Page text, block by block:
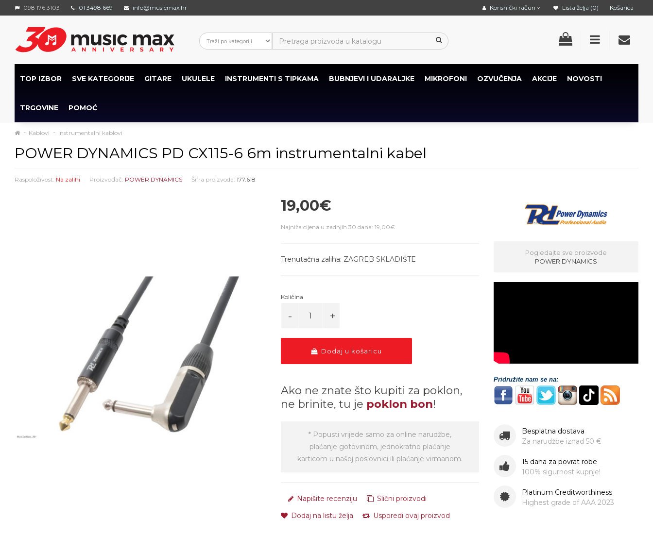
098 176 3103 01 3498 669 info@musicmax.hr Korisnički račun Lista želja (0) Košarica
TOP IZBOR SVE KATEGORIJE GITARE UKULELE INSTRUMENTI S TIPKAMA BUBNJEVI I UDARALJKE MIKROFONI OZVUČENJA AKCIJE NOVOSTI
TRGOVINE POMOĆ
Kablovi Instrumentalni kablovi
POWER DYNAMICS PD CX115-6 6m instrumentalni kabel
Raspoloživost: Na zalihi Proizvođač: POWER DYNAMICS Šifra proizvoda: 177.618
19,00€
Najniža cijena u zadnjih 30 dana: 19,00€
Trenutačna zaliha: ZAGREB SKLADIŠTE
Količina
Dodaj u košaricu
Ako ne znate što kupiti za poklon,
ne brinite, tu je poklon bon!
* Popusti vrijede samo za online narudžbe,
plaćanje gotovinom, jednokratno plaćanje
karticom u našoj poslovnici ili plaćanje virmanom.
Napišite recenziju
Slični proizvodi
Dodaj na listu želja
Usporedi ovaj proizvod
Pogledajte sve proizvode
POWER DYNAMICS
Pridružite nam se na:
Besplatna dostava
Za narudžbe iznad 50 €
15 dana za povrat robe
100% sigurnost kupnje!
Platinum Creditworthiness
Highest grade of AAA 2023